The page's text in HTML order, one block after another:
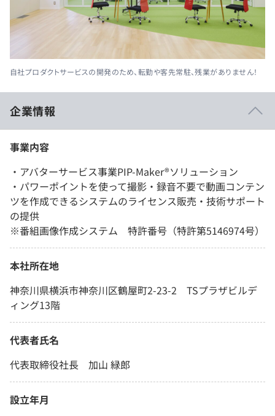
自社プロダクトサービスの開発のため、転勤や客先常駐、残業がありません！
企業情報
事業内容
・アバターサービス事業PIP-Maker®ソリューション
・パワーポイントを使って撮影・録音不要で動画コンテン
ツを作成できるシステムのライセンス販売・技術サポート
の提供
※番組画像作成システム 特許番号（特許第5146974号）
本社所在地
神奈川県横浜市神奈川区鶴屋町2-23-2 TSプラザビルデ
ィング13階
代表者氏名
代表取締役社長 加山 緑郎
設立年月